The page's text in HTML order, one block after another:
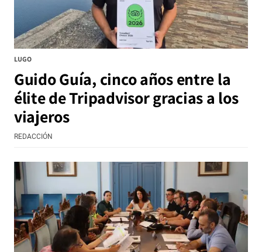
LUGO
Guido Guía, cinco años entre la
élite de Tripadvisor gracias a los
viajeros
REDACCIÓN